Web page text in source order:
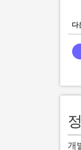
다
개